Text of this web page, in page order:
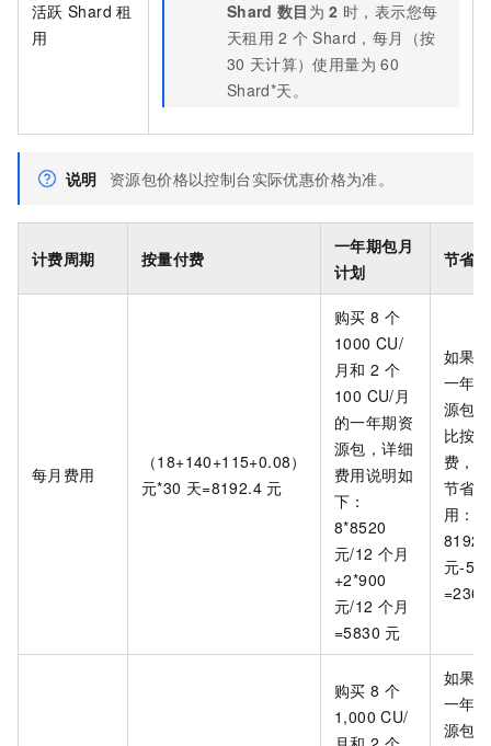
活跃 Shard 租
用
Shard 数目 为 2 时，表示您每
天租用 2 个 Shard，每月（按
30 天计算）使用量为 60
Shard*天。
说明 资源包价格以控制台实际优惠价格为准。
计费周期 按量付费
一年期包月
计划
节省
每月费用
（18+140+115+0.08）
元*30 天=8192.4 元
购买 8 个
1000 CU/
月和 2 个
100 CU/月
的一年期资
源包，详细
费用说明如
下：
8*8520
元/12 个月
+2*900
元/12 个月
=5830 元
如果
一年
源包
比按
费，
节省
用：
元-
购买 8 个
1,000 CU/
如果
一年
源包